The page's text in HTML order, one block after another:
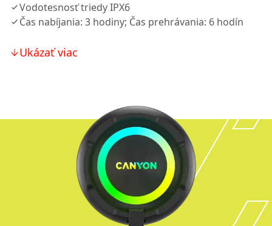
Vodotesnosť triedy IPX6
Čas nabíjania: 3 hodiny; Čas prehrávania: 6 hodín
Ukázať viac